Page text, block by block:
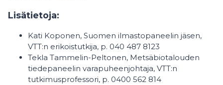
Lisätietoja:
Kati Koponen, Suomen ilmastopaneelin jäsen,
VTT:n erikoistutkija, p. 040 487 8123
Tekla Tammelin-Peltonen, Metsäbiotalouden
tiedepaneelin varapuheenjohtaja, VTT:n
tutkimusprofessori, p. 0400 562 814